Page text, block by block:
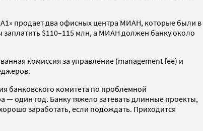
продает два офисных центра МИАН, которые были в
заплатить $110–115 млн, а МИАН должен банку около
комиссия за управление (management fee) и
банковского комитета по проблемной
— один год. Банку тяжело затевать длинные проекты,
заработать, если подождать. Приходится